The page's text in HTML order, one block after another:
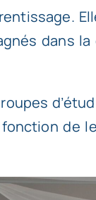
dans
de